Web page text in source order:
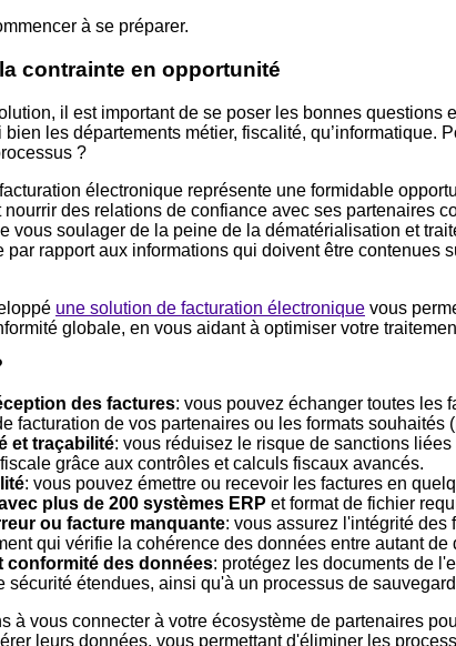
à se préparer.
contrainte en opportunité
il est important de se poser les bonnes
les départements métier, fiscalité,
?
électronique représente une formidable
des relations de confiance avec ses partenaires
vous soulager de la peine de la dématérialisation et
par rapport aux informations qui doivent être contenues
une solution de facturation électronique vous
globale, en vous aidant à optimiser votre
des factures: vous pouvez échanger toutes les
facturation de vos partenaires ou les formats souhaités
et traçabilité: vous réduisez le risque de sanctions
grâce aux contrôles et calculs fiscaux avancés.
: vous pouvez émettre ou recevoir les factures en
plus de 200 systèmes ERP et format de fichier
ou facture manquante: vous assurez l'intégrité des
qui vérifie la cohérence des données entre autant
conformité des données: protégez les documents de
sécurité étendues, ainsi qu'à un processus de
à vous connecter à votre écosystème de partenaires
leurs données, vous permettant d'éliminer les